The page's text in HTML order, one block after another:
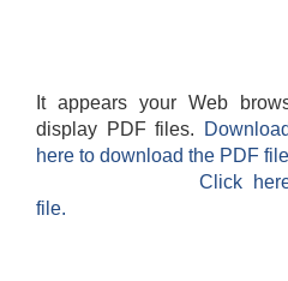
It appears your Web
display PDF files.
here to download the PDF
Click
file.